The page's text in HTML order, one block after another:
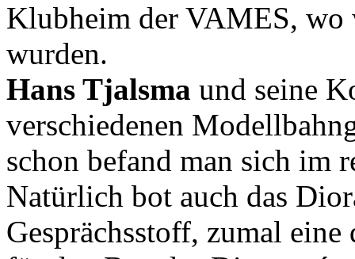
Klubheim der VAMES,
wurden.
Hans Tjalsma und seine
verschiedenen
schon befand man sich im
Natürlich bot auch das
Gesprächsstoff, zumal